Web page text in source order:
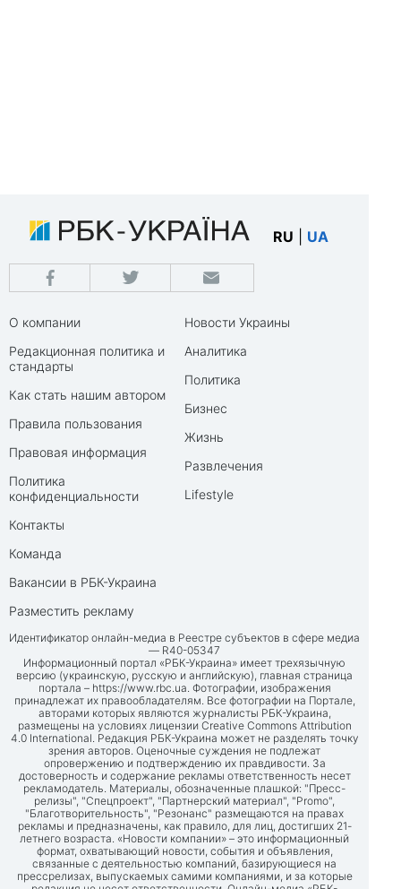
RU UA
О компании
Редакционная политика и
стандарты
Как стать нашим автором
Правила пользования
Правовая информация
Политика
конфиденциальности
Контакты
Команда
Вакансии в РБК-Украина
Разместить рекламу
Новости Украины
Аналитика
Политика
Бизнес
Жизнь
Развлечения
Lifestyle
Идентификатор онлайн-медиа в Реестре субъектов в сфере медиа
— R40-05347
Информационный портал «РБК-Украина» имеет трехязычную
версию (украинскую, русскую и английскую), главная страница
портала – https://www.rbc.ua. Фотографии, изображения
принадлежат их правообладателям. Все фотографии на Портале,
авторами которых являются журналисты РБК-Украина,
размещены на условиях лицензии Creative Commons Attribution
4.0 International. Редакция РБК-Украина может не разделять точку
зрения авторов. Оценочные суждения не подлежат
опровержению и подтверждению их правдивости. За
достоверность и содержание рекламы ответственность несет
рекламодатель. Материалы, обозначенные плашкой: "Пресс-
релизы", "Спецпроект", "Партнерский материал", "Promo",
"Благотворительность", "Резонанс" размещаются на правах
рекламы и предназначены, как правило, для лиц, достигших 21-
летнего возраста. «Новости компании» – это информационный
формат, охватывающий новости, события и объявления,
связанные с деятельностью компаний, базирующиеся на
прессрелизах, выпускаемых самими компаниями, и за которые